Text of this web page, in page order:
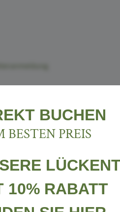
BUCHEN
BESTEN PREIS
10% RABATT